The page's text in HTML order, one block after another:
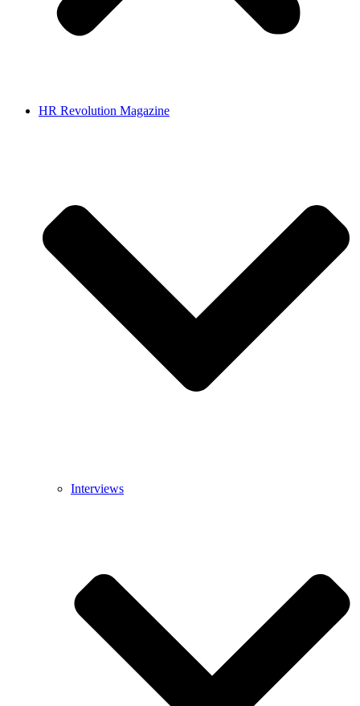
HR Revolution Magazine
Interviews